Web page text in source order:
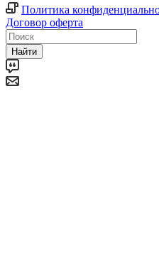
Политика
Договор оферта
Найти